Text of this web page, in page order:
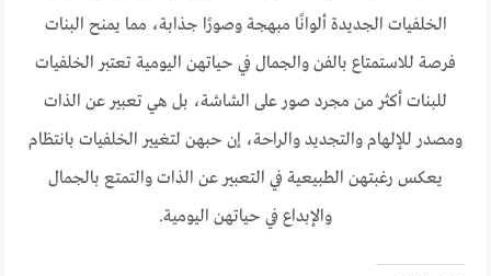
الخلفيات الجديدة ألوانًا مبهجة وصورًا جذابة، مما يمنح البنات
فرصة للاستمتاع بالفن والجمال في حياتهن اليومية تعتبر الخلفيات
للبنات أكثر من مجرد صور على الشاشة، بل هي تعبير عن الذات
ومصدر للإلهام والتجديد والراحة، إن حبهن لتغيير الخلفيات بانتظام
يعكس رغبتهن الطبيعية في التعبير عن الذات والتمتع بالجمال
والإبداع في حياتهن اليومية.